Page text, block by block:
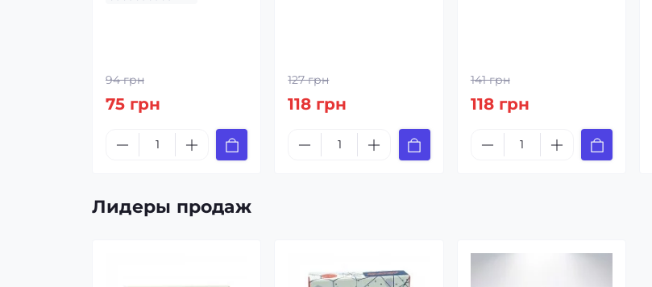
94 грн
75 грн
127 грн
118 грн
141 грн
118 грн
Лидеры продаж